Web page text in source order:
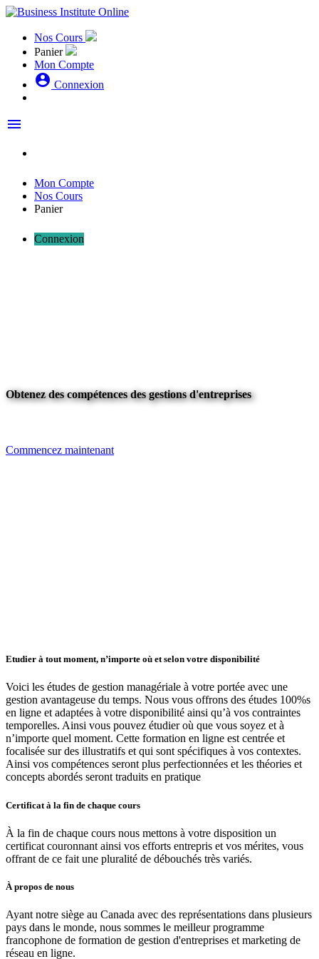
Nos Cours
Panier
Mon Compte
account_circle Connexion
menu
Mon Compte
Nos Cours
Panier
Connexion
Obtenez des compétences des gestions d'entreprises
Commencez maintenant
Etudier à tout moment, n’importe où et selon votre disponibilité
Voici les études de gestion managériale à votre portée avec une
gestion avantageuse du temps. Nous vous offrons des études 100%s
en ligne et adaptées à votre disponibilité ainsi qu’à vos contraintes
temporelles. Ainsi vous pouvez étudier où que vous soyez et à
n’importe quel moment. Cette formation en ligne est centrée et
focalisée sur des illustratifs et qui sont spécifiques à vos contextes.
Ainsi vos compétences seront plus perfectionnées et les théories et
concepts abordés seront traduits en pratique
Certificat à la fin de chaque cours
À la fin de chaque cours nous mettons à votre disposition un
certificat couronnant ainsi vos efforts entrepris et vos mérites, vous
offrant de ce fait une pluralité de débouchés très variés.
À propos de nous
Ayant notre siège au Canada avec des représentations dans plusieurs
pays dans le monde, nous sommes le meilleur programme
francophone de formation de gestion d'entreprises et marketing de
réseau en ligne.